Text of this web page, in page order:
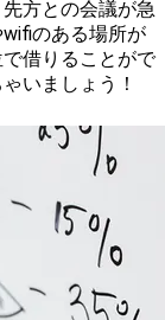
方との会議が急
のある場所が
借りることがで
いましょう！